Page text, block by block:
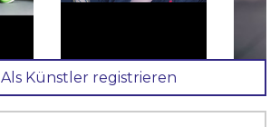
Als Künstler registrieren